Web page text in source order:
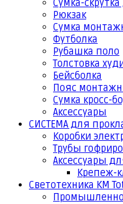
Сумка-
Рюкзак
Сумка
Футболка
Рубашка поло
Толстовка
Бейсболка
Пояс
Сумка кросс-
Аксессуары
СИСТЕМА для
Коробки
Трубы
Аксессуары
Крепеж-
Светотехника КМ